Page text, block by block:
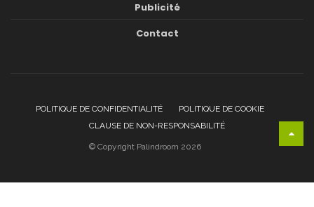
Publicité
Contact
POLITIQUE DE CONFIDENTIALITÉ
POLITIQUE DE COOKIE
CLAUSE DE NON-RESPONSABILITÉ
© Copyright Palindroom 2026